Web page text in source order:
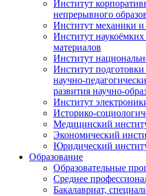
Институт
непрерывного
Институт механики и
Институт
материалов
Институт
Институт
научно-
развития научно-
Институт
Историко-
Медицинский
Экономический
Юридический
Образование
Образовательные
Среднее
Бакалавриат,